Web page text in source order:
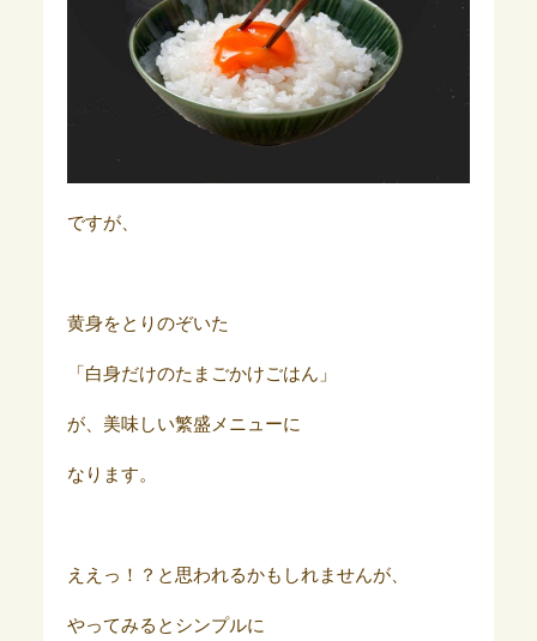
ですが、
黄身をとりのぞいた
「白身だけのたまごかけごはん」
が、美味しい繁盛メニューに
なります。
ええっ！？と思われるかもしれませんが、
やってみるとシンプルに